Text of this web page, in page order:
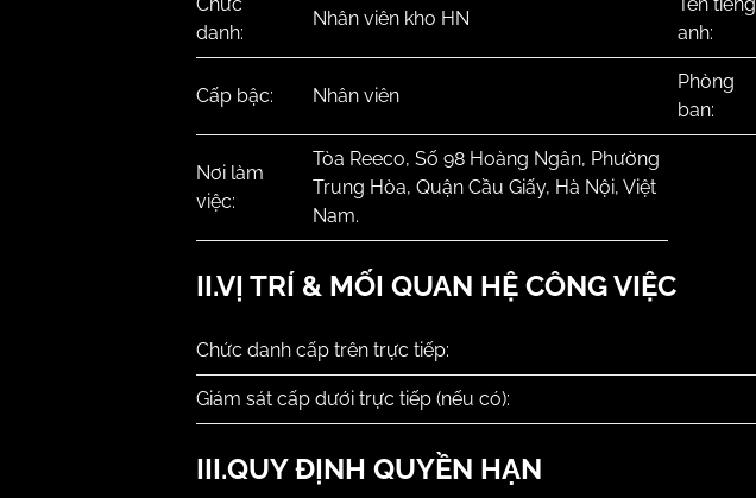
danh:
Nhân viên kho HN
anh:
Cấp bậc: Nhân viên
Phòng
ban:
Nơi làm
việc:
Tòa Reeco, Số 98 Hoàng Ngân, Phường
Trung Hòa, Quận Cầu Giấy, Hà Nội, Việt
Nam.
II.VỊ TRÍ & MỐI QUAN HỆ CÔNG VIỆC
Chức danh cấp trên trực tiếp:
Giám sát cấp dưới trực tiếp (nếu có):
III.QUY ĐỊNH QUYỀN HẠN